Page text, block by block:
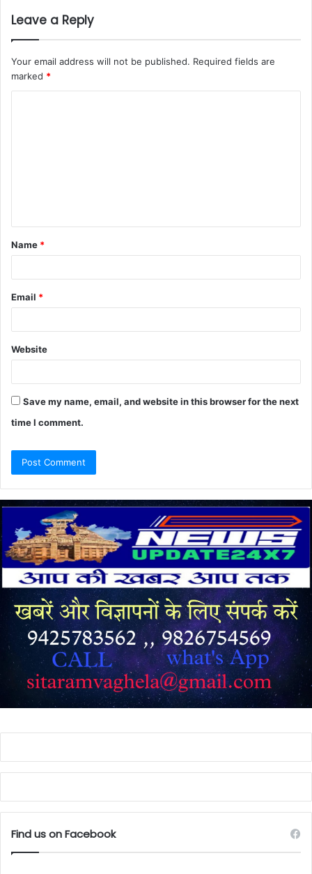
Leave a Reply
Your email address will not be published. Required fields are
marked *
t
*
Name *
Email *
Website
Save my name, email, and website in this browser for the next
time I comment.
Find us on Facebook